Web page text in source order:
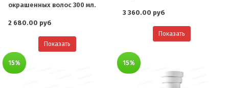
окрашенных волос 300 мл.
2 680.00 руб
Показать
3 360.00 руб
Показать
15% 15%